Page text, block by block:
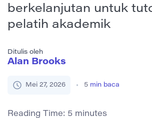
berkelanjutan untuk
pelatih akademik
Ditulis oleh
Alan Brooks
Mei 27, 2026 5 min baca
Reading Time: 5 minutes